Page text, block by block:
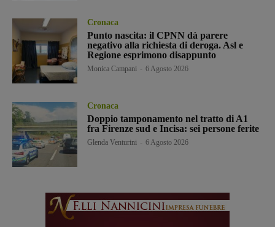
Cronaca
Punto nascita: il CPNN dà parere
negativo alla richiesta di deroga. Asl e
Regione esprimono disappunto
Monica Campani 6 Agosto 2026
Cronaca
Doppio tamponamento nel tratto di A1
fra Firenze sud e Incisa: sei persone ferite
Glenda Venturini 6 Agosto 2026